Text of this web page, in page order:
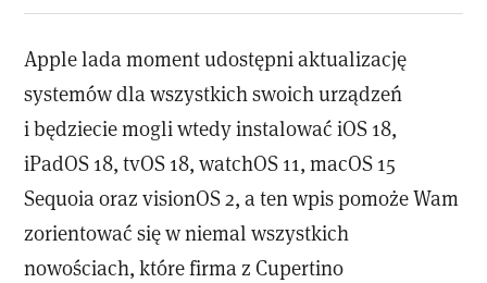
Apple lada moment udostępni aktualizację
systemów dla wszystkich swoich urządzeń
i będziecie mogli wtedy instalować iOS 18,
iPadOS 18, tvOS 18, watchOS 11, macOS 15
Sequoia oraz visionOS 2, a ten wpis pomoże Wam
zorientować się w niemal wszystkich
nowościach, które firma z Cupertino